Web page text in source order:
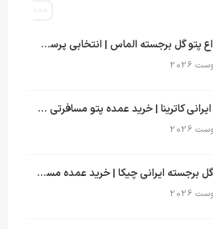
مرکز فروش انواع پتو گل برجسته الماس | انتخابی پرسود برای عمده‌فروشان
پتو گل برجسته ایرانی کاترینا | خرید عمده پتو مسافرتی با قیمت تولیدی
قیمت پتوهای گل برجسته ایرانی چیکا | خرید عمده مستقیم با سود بالا